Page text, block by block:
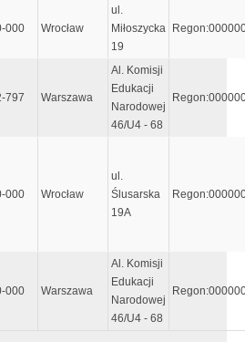
000 Wrocław
ul.
Miłoszycka
19
797 Warszawa
Al. Komisji
Edukacji
Narodowej
46/U4 - 68
000 Wrocław
ul.
Ślusarska
19A
000 Warszawa
Al. Komisji
Edukacji
Narodowej
46/U4 - 68